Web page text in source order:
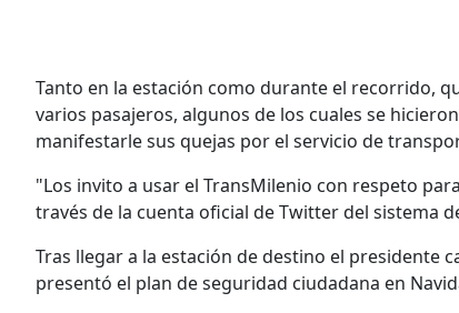
Tanto en la estación como durante el recorrido,
varios pasajeros, algunos de los cuales se
manifestarle sus quejas por el servicio de
"Los invito a usar el TransMilenio con respeto
través de la cuenta oficial de Twitter del sistema
Tras llegar a la estación de destino el presidente
presentó el plan de seguridad ciudadana en